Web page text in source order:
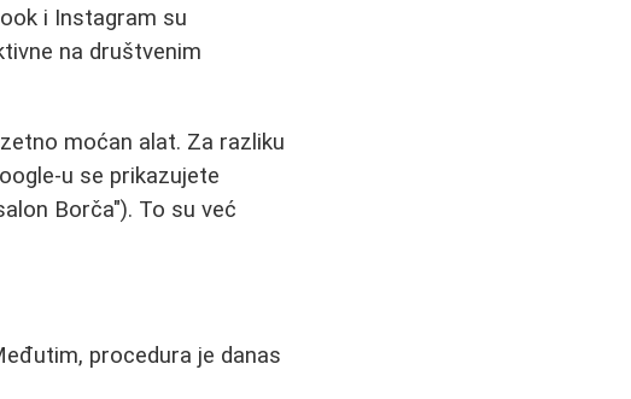
i Instagram su
na društvenim
moćan alat. Za razliku
u se prikazujete
Borča"). To su već
procedura je danas